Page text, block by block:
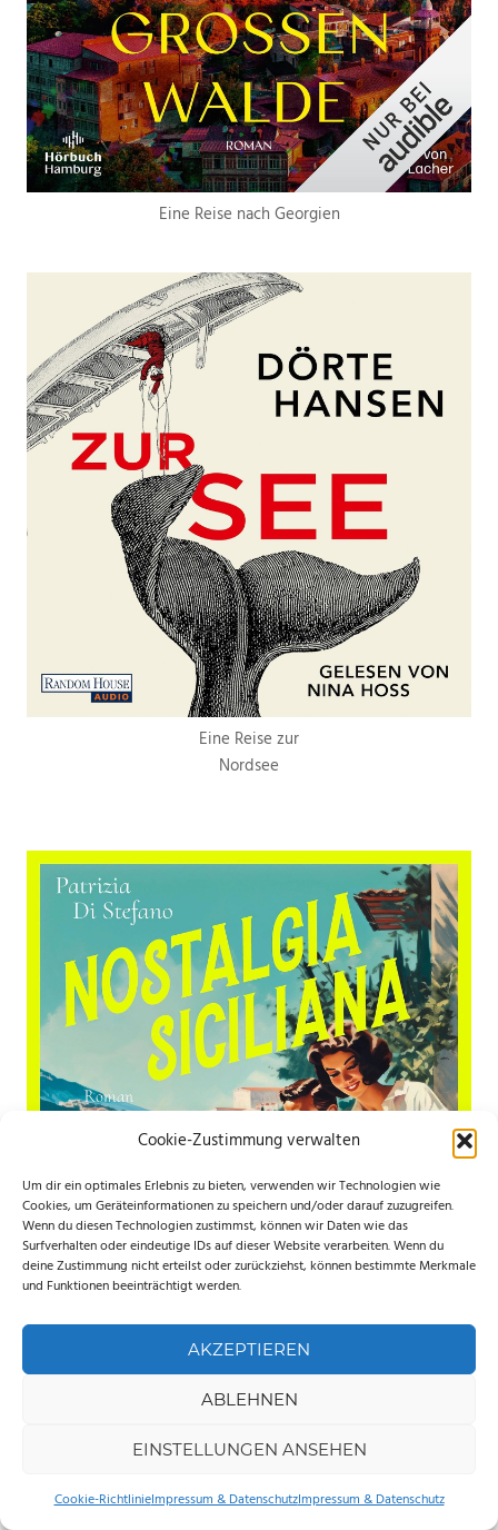
Cookie-Zustimmung verwalten
Um dir ein optimales Erlebnis zu bieten, verwenden wir Technologien wie
Cookies, um Geräteinformationen zu speichern und/oder darauf zuzugreifen.
Wenn du diesen Technologien zustimmst, können wir Daten wie das
Surfverhalten oder eindeutige IDs auf dieser Website verarbeiten. Wenn du
deine Zustimmung nicht erteilst oder zurückziehst, können bestimmte Merkmale
und Funktionen beeinträchtigt werden.
AKZEPTIEREN
ABLEHNEN
EINSTELLUNGEN ANSEHEN
Cookie-RichtlinieImpressum & DatenschutzImpressum & Datenschutz
Eine Reise nach Georgien
Eine Reise zur
Nordsee
Eine Reise nach Sizilien